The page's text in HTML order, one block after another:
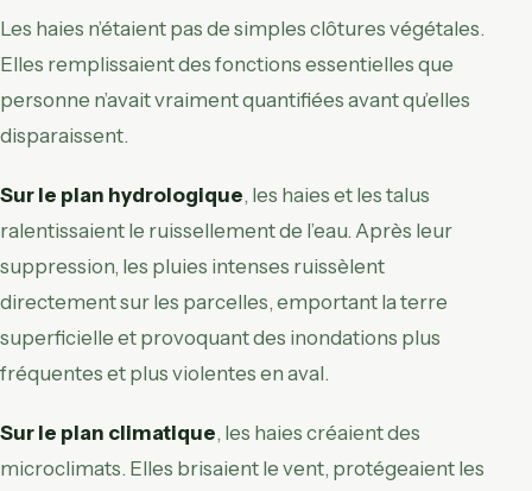
Les haies n’étaient pas de simples clôtures végétales.
Elles remplissaient des fonctions essentielles que
personne n’avait vraiment quantifiées avant qu’elles
disparaissent.
Sur le plan hydrologique, les haies et les talus
ralentissaient le ruissellement de l’eau. Après leur
suppression, les pluies intenses ruissèlent
directement sur les parcelles, emportant la terre
superficielle et provoquant des inondations plus
fréquentes et plus violentes en aval.
Sur le plan climatique, les haies créaient des
microclimats. Elles brisaient le vent, protégeaient les